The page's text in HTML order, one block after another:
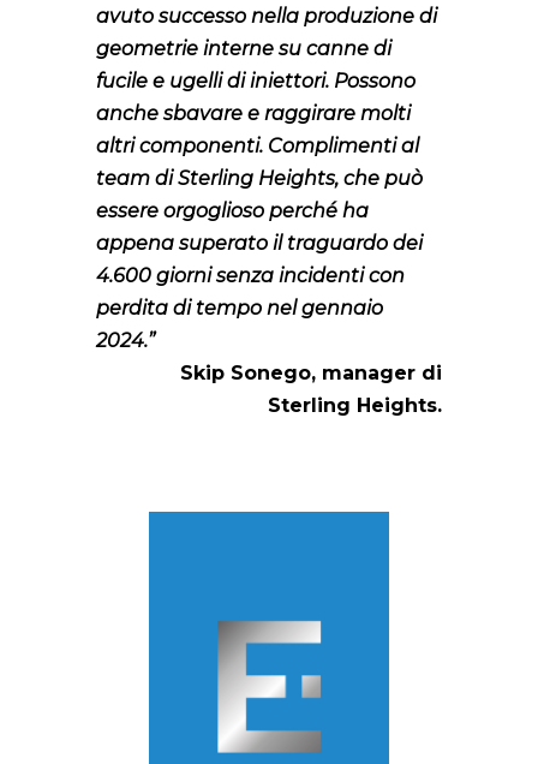
avuto successo nella produzione di
geometrie interne su canne di
fucile e ugelli di iniettori. Possono
anche sbavare e raggirare molti
altri componenti. Complimenti al
team di Sterling Heights, che può
essere orgoglioso perché ha
appena superato il traguardo dei
4.600 giorni senza incidenti con
perdita di tempo nel gennaio
2024.”
Skip Sonego, manager di
Sterling Heights.